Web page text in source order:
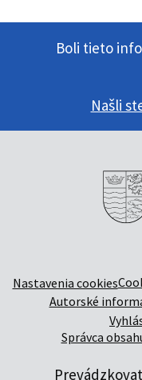
Boli tieto
Našli
Nastavenia cookies
Autorské
Správca